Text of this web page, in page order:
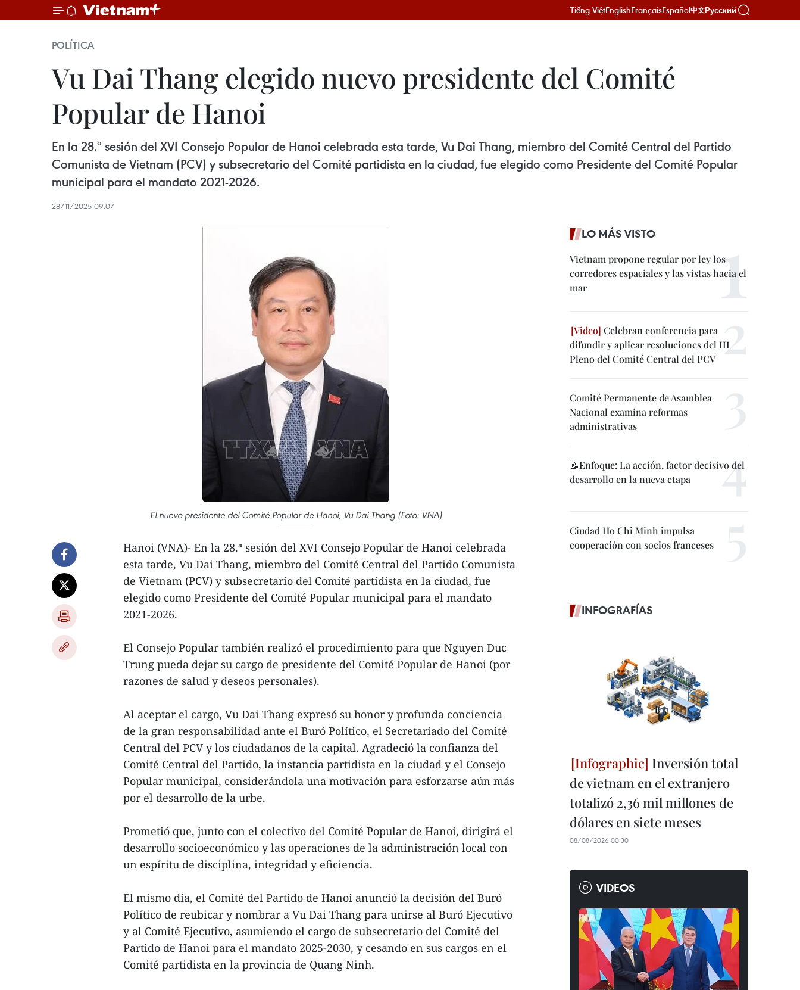
Tiếng ViệtEnglishFrançaisEspañol中文Русский
POLÍTICA
Vu Dai Thang elegido nuevo presidente del Comité
Popular de Hanoi
En la 28.ª sesión del XVI Consejo Popular de Hanoi celebrada esta tarde, Vu Dai Thang, miembro del Comité Central del Partido
Comunista de Vietnam (PCV) y subsecretario del Comité partidista en la ciudad, fue elegido como Presidente del Comité Popular
municipal para el mandato 2021-2026.
28/11/2025 09:07
El nuevo presidente del Comité Popular de Hanoi, Vu Dai Thang (Foto: VNA)
Hanoi (VNA)- En la 28.ª sesión del XVI Consejo Popular de Hanoi celebrada
esta tarde, Vu Dai Thang, miembro del Comité Central del Partido Comunista
de Vietnam (PCV) y subsecretario del Comité partidista en la ciudad, fue
elegido como Presidente del Comité Popular municipal para el mandato
2021-2026.
El Consejo Popular también realizó el procedimiento para que Nguyen Duc
Trung pueda dejar su cargo de presidente del Comité Popular de Hanoi (por
razones de salud y deseos personales).
Al aceptar el cargo, Vu Dai Thang expresó su honor y profunda conciencia
de la gran responsabilidad ante el Buró Político, el Secretariado del Comité
Central del PCV y los ciudadanos de la capital. Agradeció la confianza del
Comité Central del Partido, la instancia partidista en la ciudad y el Consejo
Popular municipal, considerándola una motivación para esforzarse aún más
por el desarrollo de la urbe.
Prometió que, junto con el colectivo del Comité Popular de Hanoi, dirigirá el
desarrollo socioeconómico y las operaciones de la administración local con
un espíritu de disciplina, integridad y eficiencia.
El mismo día, el Comité del Partido de Hanoi anunció la decisión del Buró
Político de reubicar y nombrar a Vu Dai Thang para unirse al Buró Ejecutivo
y al Comité Ejecutivo, asumiendo el cargo de subsecretario del Comité del
Partido de Hanoi para el mandato 2025-2030, y cesando en sus cargos en el
Comité partidista en la provincia de Quang Ninh.
LO MÁS VISTO
Vietnam propone regular por ley los
corredores espaciales y las vistas hacia el
mar
Celebran conferencia para
difundir y aplicar resoluciones del III
Pleno del Comité Central del PCV
Comité Permanente de Asamblea
Nacional examina reformas
administrativas
📝Enfoque: La acción, factor decisivo del
desarrollo en la nueva etapa
Ciudad Ho Chi Minh impulsa
cooperación con socios franceses
INFOGRAFÍAS
Inversión total
de vietnam en el extranjero
totalizó 2,36 mil millones de
dólares en siete meses
08/08/2026 00:30
VIDEOS